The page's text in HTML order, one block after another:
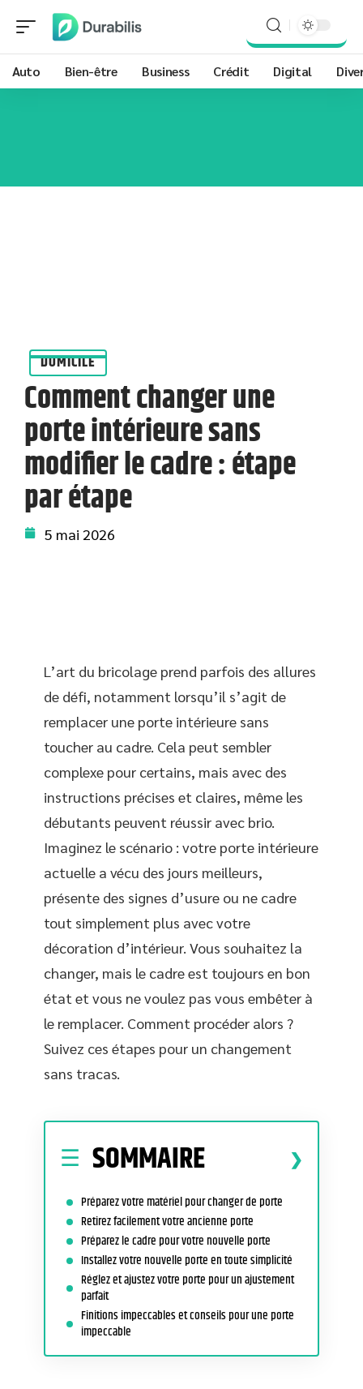
Auto Bien-être Business Crédit Digital
DOMICILE
Comment changer une
porte intérieure sans
modifier le cadre : étape
par étape
5 mai 2026
L’art du bricolage prend parfois des allures
de défi, notamment lorsqu’il s’agit de
remplacer une porte intérieure sans
toucher au cadre. Cela peut sembler
complexe pour certains, mais avec des
instructions précises et claires, même les
débutants peuvent réussir avec brio.
Imaginez le scénario : votre porte intérieure
actuelle a vécu des jours meilleurs,
présente des signes d’usure ou ne cadre
tout simplement plus avec votre
décoration d’intérieur. Vous souhaitez la
changer, mais le cadre est toujours en bon
état et vous ne voulez pas vous embêter à
le remplacer. Comment procéder alors ?
Suivez ces étapes pour un changement
sans tracas.
SOMMAIRE
Préparez votre matériel pour changer de porte
Retirez facilement votre ancienne porte
Préparez le cadre pour votre nouvelle porte
Installez votre nouvelle porte en toute simplicité
Réglez et ajustez votre porte pour un ajustement
parfait
Finitions impeccables et conseils pour une porte
impeccable